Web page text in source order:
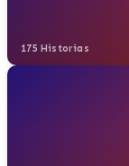
175 Historias